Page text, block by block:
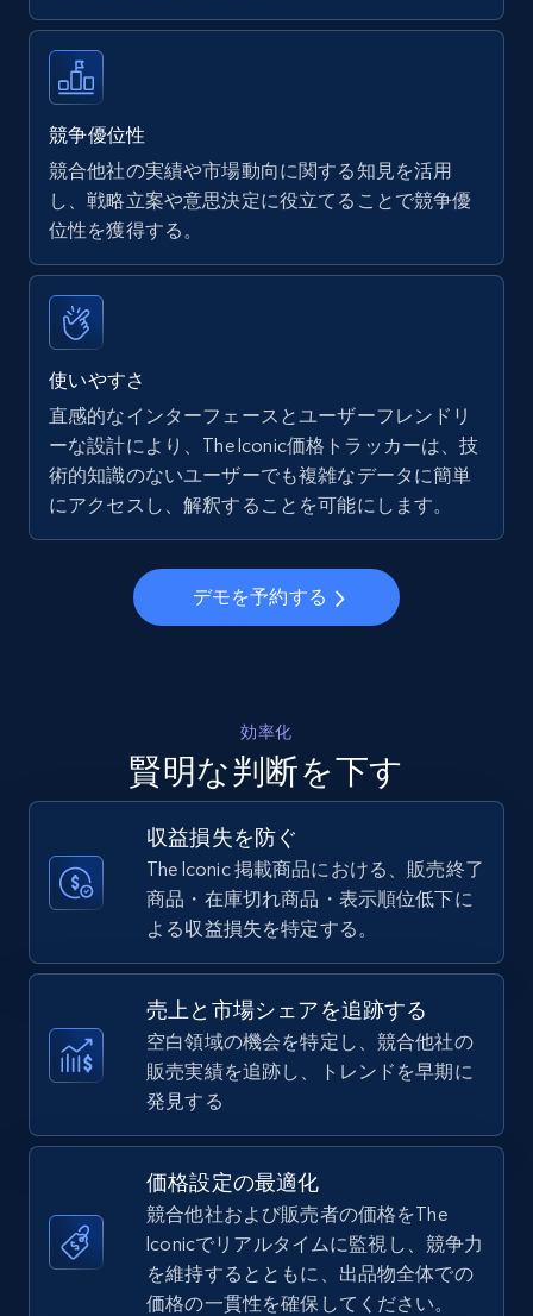
Walmart - products
URL, Final price, Sku, Currency, Gtin,
Specifications, Image urls, Top reviews, and
more.
5.6K+ 877+ 今すぐ始める
Walmart - products - Find new products by
using specific category URL
URL, Final price, Sku, Currency, Gtin,
Specifications, Image urls, Top reviews, and
more.
5.6K+ 877+ 今すぐ始める
Walmart - products - Collects products by
specific keywords
5.6K+ 877+ 今すぐ始める
Walmart - products - Discover products by
using sku numbers
URL, Final price, Sku, Currency, Gtin,
Specifications, Image urls, Top reviews, and
more.
5.6K+ 877+ 今すぐ始める
TikTok Shop
URL, Title, Available, Description, Currency, Initial
price, Final price, Discount percent, and more.
競争優位性
競合他社の実績や市場動向に関する知見を活用
し、戦略立案や意思決定に役立てることで競争優
位性を獲得する。
使いやすさ
直感的なインターフェースとユーザーフレンドリ
ーな設計により、The Iconic価格トラッカーは、技
術的知識のないユーザーでも複雑なデータに簡単
にアクセスし、解釈することを可能にします。
デモを予約する
効率化
賢明な判断を下す
収益損失を防ぐ
The Iconic 掲載商品における、販売終了
商品・在庫切れ商品・表示順位低下に
よる収益損失を特定する。
売上と市場シェアを追跡する
空白領域の機会を特定し、競合他社の
販売実績を追跡し、トレンドを早期に
発見する
価格設定の最適化
競合他社および販売者の価格をThe
Iconicでリアルタイムに監視し、競争力
を維持するとともに、出品物全体での
価格の一貫性を確保してください。